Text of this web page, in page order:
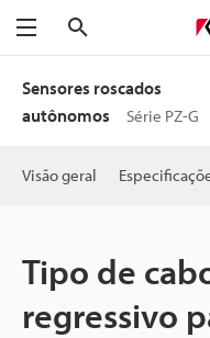
Menu
Sensores roscados
autônomos
Série PZ-G
Visão geral
Tipo de
regressivo